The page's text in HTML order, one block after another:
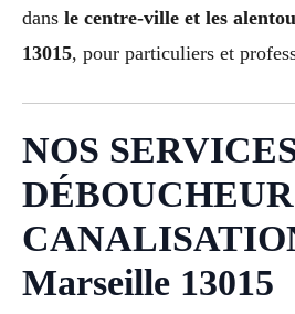
dans le centre-ville et les
13015, pour particuliers et
NOS
DÉBOUCHEUR
Marseille 13015